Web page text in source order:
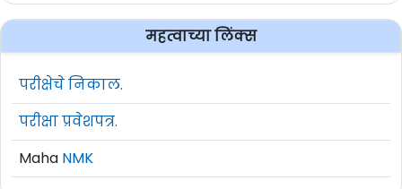
महत्वाच्या लिंक्स
परीक्षेचे निकाल.
परीक्षा प्रवेशपत्र.
Maha NMK